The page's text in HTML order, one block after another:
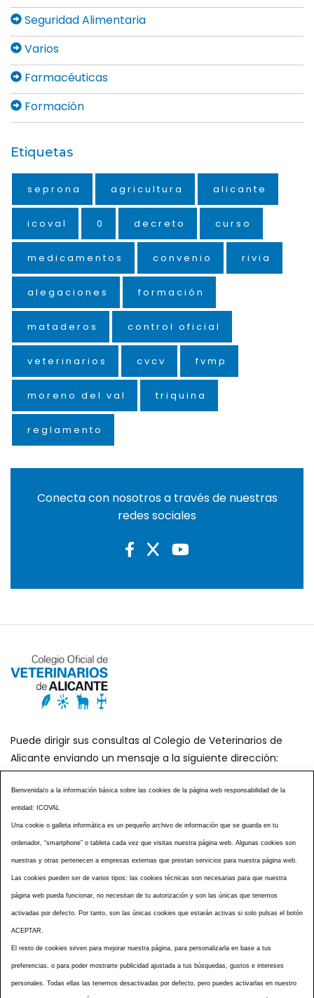
Seguridad Alimentaria
Varios
Farmacéuticas
Formación
Etiquetas
seprona agricultura alicante
icoval 0 decreto curso
medicamentos convenio rivia
alegaciones formación
mataderos control oficial
veterinarios cvcv fvmp
moreno del val triquina
reglamento
Conecta con nosotros a través de nuestras
redes sociales
Puede dirigir sus consultas al Colegio de Veterinarios de
Alicante enviando un mensaje a la siguiente dirección:
secretaria@icoval.org
¿SABÍAS QUÉ?
TABLÓN ANUNCIOS
CURSOS Y EVENTOS
TÉRMINOS Y CONDICIONES
ESPECIAL COVID 19
HISTORIA DE LA PROFESIÓN VETERINARIA ALICANTINA
NOTICIAS
ACCESIBILIDAD
AVISO LEGAL
POLÍTICA PRIVACIDAD
POLÍTICA DE COOKIES
NOTICIAS ICOVAL
NOTICIAS OCV
Bienvenida/o a la información básica sobre las cookies de la página web responsabilidad de la
entidad: ICOVAL
Una cookie o galleta informática es un pequeño archivo de información que se guarda en tu
ordenador, “smartphone” o tableta cada vez que visitas nuestra página web. Algunas cookies son
nuestras y otras pertenecen a empresas externas que prestan servicios para nuestra página web.
Las cookies pueden ser de varios tipos: las cookies técnicas son necesarias para que nuestra
página web pueda funcionar, no necesitan de tu autorización y son las únicas que tenemos
activadas por defecto. Por tanto, son las únicas cookies que estarán activas si solo pulsas el botón
ACEPTAR.
El resto de cookies sirven para mejorar nuestra página, para personalizarla en base a tus
preferencias, o para poder mostrarte publicidad ajustada a tus búsquedas, gustos e intereses
personales. Todas ellas las tenemos desactivadas por defecto, pero puedes activarlas en nuestro